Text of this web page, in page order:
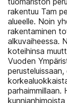
rakentuu Tam­
alueelle. Noin
rakentaminen
alkuvaiheessa.
koteihinsa
Vuoden
parhaimmillaan.